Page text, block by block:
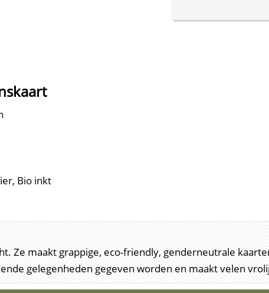
Bio inkt
Ze maakt grappige, eco-friendly, genderneutrale
gelegenheden gegeven worden en maakt velen